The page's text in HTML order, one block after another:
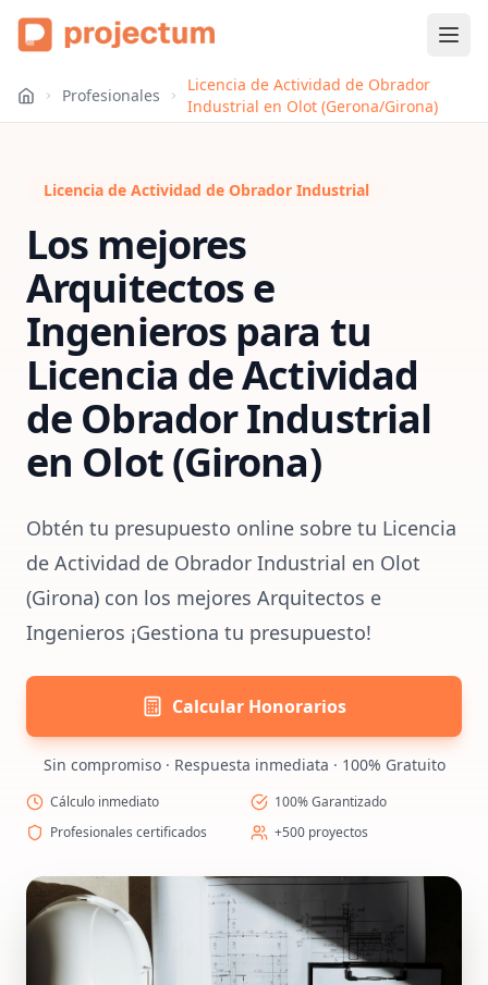
Profesionales
Licencia de Actividad de Obrador
Industrial en Olot (Gerona/Girona)
Licencia de Actividad de Obrador Industrial
Los mejores
Arquitectos e
Ingenieros para tu
Licencia de Actividad
de Obrador Industrial
en Olot (Girona)
Obtén tu presupuesto online sobre tu Licencia
de Actividad de Obrador Industrial en Olot
(Girona) con los mejores Arquitectos e
Ingenieros ¡Gestiona tu presupuesto!
Calcular Honorarios
Sin compromiso · Respuesta inmediata · 100% Gratuito
Cálculo inmediato
100% Garantizado
Profesionales certificados
+500 proyectos